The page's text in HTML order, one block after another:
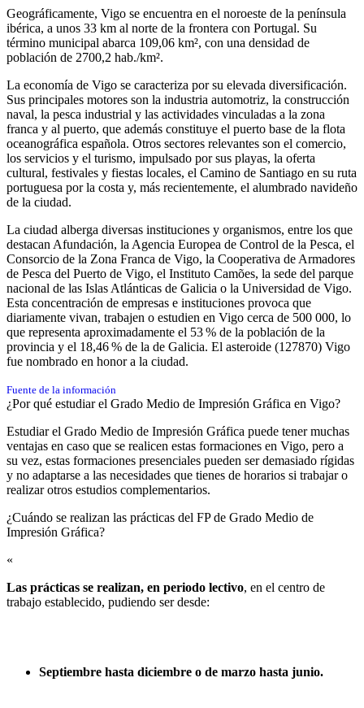
Geográficamente, Vigo se encuentra en el noroeste de la península
ibérica, a unos 33 km al norte de la frontera con Portugal.​ Su
término municipal abarca 109,06 km², con una densidad de
población de 2700,2 hab./km².​
La economía de Vigo se caracteriza por su elevada diversificación.
Sus principales motores son la industria automotriz, la construcción
naval, la pesca industrial y las actividades vinculadas a la zona
franca y al puerto,​ que además constituye el puerto base de la flota
oceanográfica española. Otros sectores relevantes son el comercio,
los servicios y el turismo,​ impulsado por sus playas,​ la oferta
cultural, festivales y fiestas locales, el Camino de Santiago en su ruta
portuguesa por la costa y, más recientemente, el alumbrado navideño
de la ciudad.​
La ciudad alberga diversas instituciones y organismos, entre los que
destacan Afundación, la Agencia Europea de Control de la Pesca, el
Consorcio de la Zona Franca de Vigo, la Cooperativa de Armadores
de Pesca del Puerto de Vigo, el Instituto Camões, la sede del parque
nacional de las Islas Atlánticas de Galicia o la Universidad de Vigo.
Esta concentración de empresas e instituciones provoca que
diariamente vivan, trabajen o estudien en Vigo cerca de 500 000, lo
que representa aproximadamente el 53 % de la población de la
provincia y el 18,46 % de la de Galicia. El asteroide (127870) Vigo
fue nombrado en honor a la ciudad.
Fuente de la información
¿Por qué estudiar el Grado Medio de Impresión Gráfica en Vigo?
Estudiar el Grado Medio de Impresión Gráfica puede tener muchas
ventajas en caso que se realicen estas formaciones en Vigo, pero a
su vez, estas formaciones presenciales pueden ser demasiado rígidas
y no adaptarse a las necesidades que tienes de horarios si trabajar o
realizar otros estudios complementarios.
¿Cuándo se realizan las prácticas del FP de Grado Medio de
Impresión Gráfica?​
«
Las prácticas se realizan, en periodo lectivo, en el centro de
trabajo establecido, pudiendo ser desde:
Septiembre hasta diciembre o de marzo hasta junio.